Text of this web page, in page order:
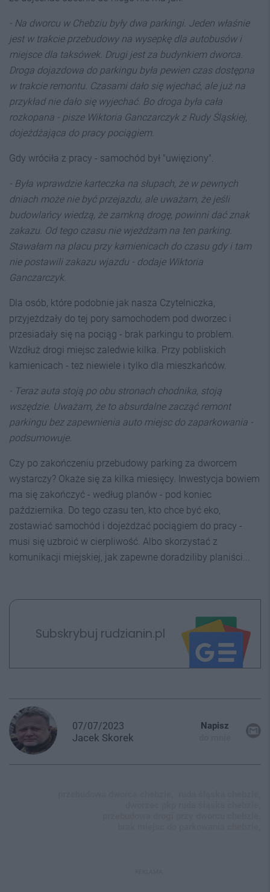
- Na dworcu w Chebziu były dwa parkingi. Jeden właśnie
jest w trakcie przebudowy na wysepkę dla autobusów i
miejsce dla taksówek. Drugi jest za budynkiem dworca.
Droga dojazdowa do parkingu była pewien czas dostępna
w trakcie remontu. Czasami dało się wjechać, ale już na
przykład nie dało się wyjechać. Bo droga była cała
rozkopana - pisze Wiktoria Ganczarczyk z Rudy Śląskiej,
dojeżdżająca do pracy pociągiem.
Gdy wróciła z pracy - samochód był "uwięziony".
- Była wprawdzie karteczka na słupach, że w pewnych
dniach może nie być przejazdu, ale uważam, że jeśli
budowlańcy wiedzą, że zamkną drogę, powinni dać znak
zakazu. Od tego czasu nie wjeżdżam na ten parking.
Stawałam na placu przy kamienicach do czasu gdy i tam
nie postawili zakazu wjazdu - dodaje Wiktoria
Ganczarczyk.
Dla osób, które podobnie jak nasza Czytelniczka,
przyjeżdżały do tej pory samochodem pod dworzec i
przesiadały się na pociąg - brak parkingu to problem.
Wzdłuż drogi miejsc zaledwie kilka. Przy pobliskich
kamienicach - też niewiele i tylko dla mieszkańców.
- Teraz auta stoją po obu stronach chodnika, stoją
wszędzie. Uważam, że to absurdalne zacząć remont
parkingu bez zapewnienia auto miejsc do zaparkowania -
podsumowuje.
Czy po zakończeniu przebudowy parking za dworcem
wystarczy? Okaże się za kilka miesięcy. Inwestycja bowiem
ma się zakończyć - według planów - pod koniec
października. Do tego czasu ten, kto chce być eko,
zostawiać samochód i dojeżdżać pociągiem do pracy -
musi się uzbroić w cierpliwość. Albo skorzystać z
komunikacji miejskiej, jak zapewne doradziliby planiści...
Subskrybuj rudzianin.pl
07/07/2023
Jacek Skorek
Napisz